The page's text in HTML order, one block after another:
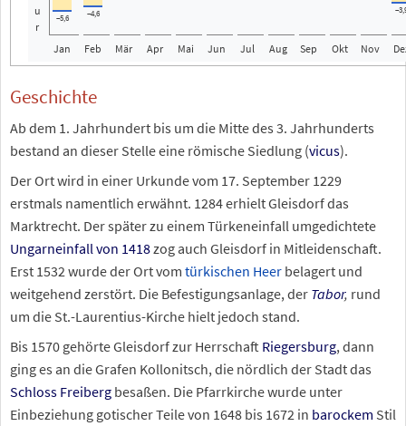
u
r
−5,6 −4,6
Jan Feb Mär Apr Mai Jun Jul Aug Sep Okt Nov
Geschichte
Ab dem 1. Jahrhundert bis um die Mitte des 3. Jahrhunderts
bestand an dieser Stelle eine römische Siedlung (vicus).
Der Ort wird in einer Urkunde vom 17. September 1229
erstmals namentlich erwähnt. 1284 erhielt Gleisdorf das
Marktrecht. Der später zu einem Türkeneinfall umgedichtete
Ungarneinfall von 1418zog auch Gleisdorf in Mitleidenschaft.
Erst 1532 wurde der Ort vom türkischen Heer belagert und
weitgehend zerstört. Die Befestigungsanlage, der Tabor, rund
um die St.-Laurentius-Kirche hielt jedoch stand.
Bis 1570 gehörte Gleisdorf zur Herrschaft Riegersburg, dann
ging es an die Grafen Kollonitsch, die nördlich der Stadt das
Schloss Freiberg besaßen. Die Pfarrkirche wurde unter
Einbeziehung gotischer Teile von 1648 bis 1672 in barockem Stil